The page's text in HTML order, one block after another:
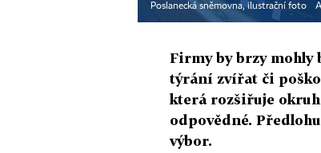
Poslanecká sněmovna, ilustrační foto
Firmy by brzy
týrání zvířat či
která rozšiřuje
odpovědné.
výbor.